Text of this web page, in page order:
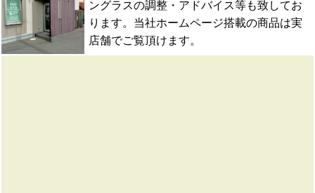
ングラスの調整・アドバイス等も致してお
ります。当社ホームページ搭載の商品は実
店舗でご覧頂けます。